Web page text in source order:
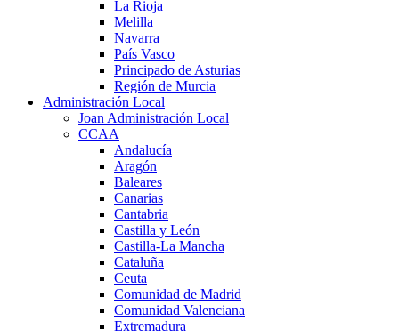
La Rioja
Melilla
Navarra
País Vasco
Principado de Asturias
Región de Murcia
Administración Local
Joan Administración Local
CCAA
Andalucía
Aragón
Baleares
Canarias
Cantabria
Castilla y León
Castilla-La Mancha
Cataluña
Ceuta
Comunidad de Madrid
Comunidad Valenciana
Extremadura